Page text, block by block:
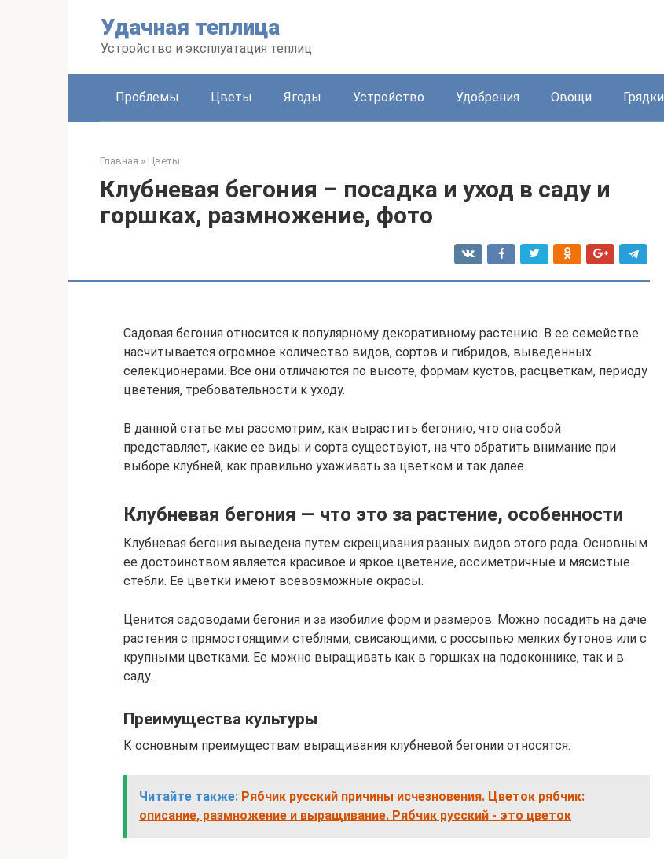
Удачная теплица
Устройство и эксплуатация теплиц
Проблемы Цветы Ягоды Устройство Удобрения Овощи Грядки
Главная » Цветы
Клубневая бегония – посадка и уход в саду и
горшках, размножение, фото
Садовая бегония относится к популярному декоративному растению. В ее семействе
насчитывается огромное количество видов, сортов и гибридов, выведенных
селекционерами. Все они отличаются по высоте, формам кустов, расцветкам, периоду
цветения, требовательности к уходу.
В данной статье мы рассмотрим, как вырастить бегонию, что она собой
представляет, какие ее виды и сорта существуют, на что обратить внимание при
выборе клубней, как правильно ухаживать за цветком и так далее.
Клубневая бегония — что это за растение, особенности
Клубневая бегония выведена путем скрещивания разных видов этого рода. Основным
ее достоинством является красивое и яркое цветение, ассиметричные и мясистые
стебли. Ее цветки имеют всевозможные окрасы.
Ценится садоводами бегония и за изобилие форм и размеров. Можно посадить на даче
растения с прямостоящими стеблями, свисающими, с россыпью мелких бутонов или с
крупными цветками. Ее можно выращивать как в горшках на подоконнике, так и в
саду.
Преимущества культуры
К основным преимуществам выращивания клубневой бегонии относятся:
Читайте также: Рябчик русский причины исчезновения. Цветок рябчик:
описание, размножение и выращивание. Рябчик русский - это цветок